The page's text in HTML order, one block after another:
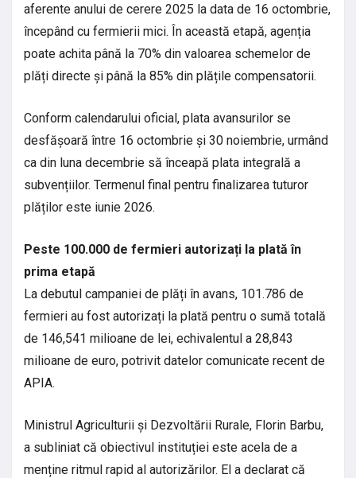
aferente anului de cerere 2025 la data de 16 octombrie,
începând cu fermierii mici. În această etapă, agenția
poate achita până la 70% din valoarea schemelor de
plăți directe și până la 85% din plățile compensatorii.
Conform calendarului oficial, plata avansurilor se
desfășoară între 16 octombrie și 30 noiembrie, urmând
ca din luna decembrie să înceapă plata integrală a
subvențiilor. Termenul final pentru finalizarea tuturor
plăților este iunie 2026.
Peste 100.000 de fermieri autorizați la plată în
prima etapă
La debutul campaniei de plăți în avans, 101.786 de
fermieri au fost autorizați la plată pentru o sumă totală
de 146,541 milioane de lei, echivalentul a 28,843
milioane de euro, potrivit datelor comunicate recent de
APIA.
Ministrul Agriculturii și Dezvoltării Rurale, Florin Barbu,
a subliniat că obiectivul instituției este acela de a
menține ritmul rapid al autorizărilor. El a declarat că